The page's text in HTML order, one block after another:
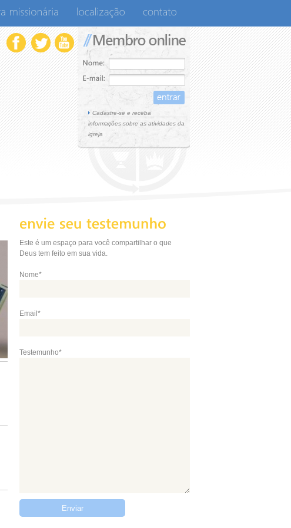
Cadastre-se e receba
informações sobre as atividades da
igreja
Este é um espaço para você compartilhar o que
Deus tem feito em sua vida.
Nome*
Email*
Testemunho*